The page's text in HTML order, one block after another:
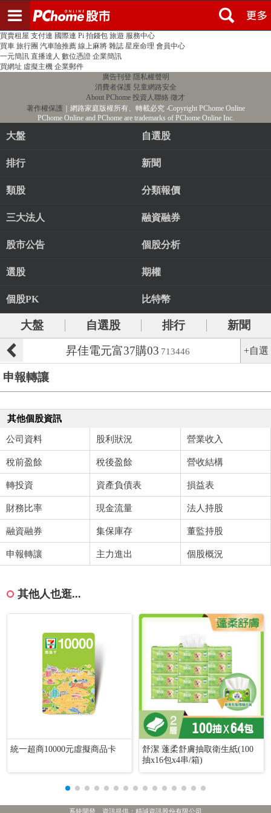
PChome首頁 線上購物 24h購物 書店
買賣租屋 支付連 國際連 Pi 拍錢包 旅遊 服務中心
買車 旅行團 汽車險推薦 線上麻將 雜誌 星座命理 會員中心
一元簡訊 直播達人 數位憑證 企業簡訊
買網址 虛擬主機 企業郵件
廣告刊登 隱私權聲明
消費者保護 兒童網路安全
About PChome 投資人聯絡 徵才
著作權保護 ｜網路家庭版權所有、轉載必究‧Copyright PChome Online
PChome Online and PChome are trademarks of PChome Online Inc.
大盤 自選股
排行 新聞
類股 分類報價
三大法人 融資融券
股市公告 個股分析
選股 期權
個股PK 比特幣
大盤 自選股 排行
新聞
昇佳電元富37購03 713446 +自選
申報轉讓
其他個股資訊
公司資料 股利狀況 營業收入
稅前盈餘 稅後盈餘 營收結構
轉投資 資產負債表 損益表
財務比率 現金流量 法人持股
融資融券 集保庫存 董監持股
申報轉讓 主力進出 個股概況
其他人也逛...
統一超商10000元虛擬商品卡
舒潔 蓬柔舒膚抽取衛生紙(100
抽x16包x4串/箱)
系統開發、資訊提供：精誠資訊股份有限公司